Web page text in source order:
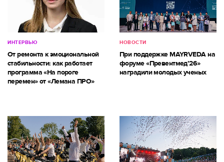
ИНТЕРВЬЮ
От ремонта к эмоциональной
стабильности: как работает
программа «На пороге
перемен» от «Лемана ПРО»
НОВОСТИ
При поддержке MAYRVEDA на
форуме «Превентмед’26»
наградили молодых ученых